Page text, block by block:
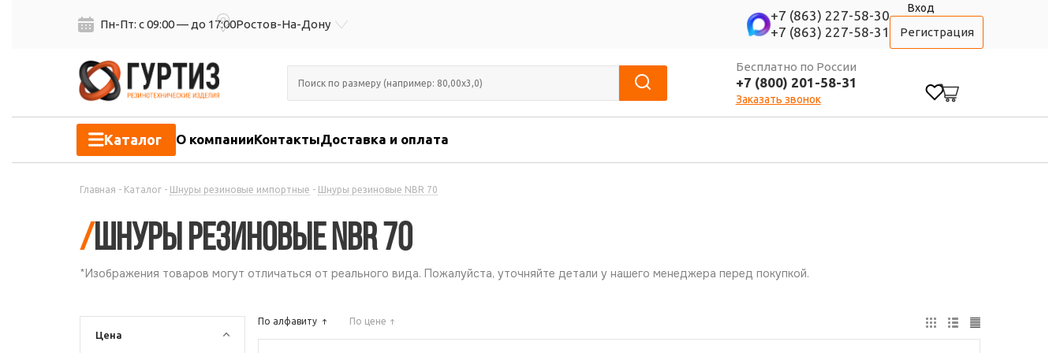
Пн-Пт: с 09:00 — до 17:00Ростов-На-Дону
+7 (863) 227-58-30
+7 (863) 227-58-31
Вход
Регистрация
Бесплатно по России
+7 (800) 201-58-31
Заказать звонок
Каталог О компанииКонтактыДоставка и оплата
Главная - Каталог - Шнуры резиновые импортные - Шнуры резиновые NBR 70
/Шнуры резиновые NBR 70
*Изображения товаров могут отличаться от реального вида. Пожалуйста, уточняйте детали у нашего менеджера перед покупкой.
Цена
По алфавиту По цене